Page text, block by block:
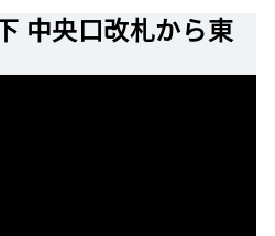
中央口改札から東